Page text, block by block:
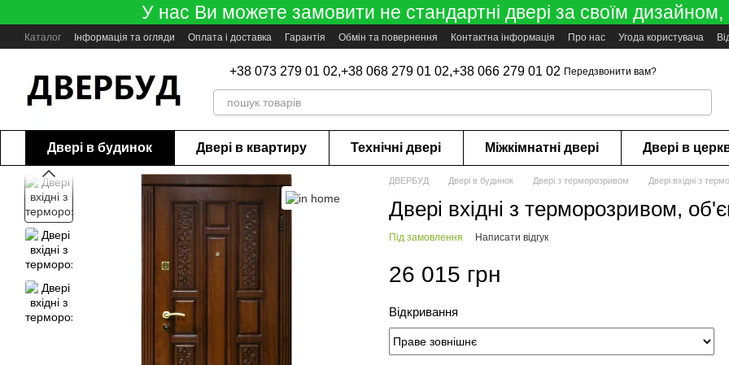
Перейти до основного контентуУ нас Ви можете замовити не стандартні двері за своїм дизайном,
Каталог Інформація та огляди Оплата і доставка Гарантія Обмін та повернення Контактна інформація Про нас Угода користувача
+38 073 279 01 02,+38 068 279 01 02,+38 066 279 01 02 Передзвонити вам?
Двері в будинок Двері в квартиру Технічні двері Міжкімнатні двері Двері в
ДВЕРБУД Двері в будинок Двері з терморозривом Двері вхідні з
Двері вхідні з терморозривом,
Під замовлення Написати відгук
26 015 грн
Відкривання